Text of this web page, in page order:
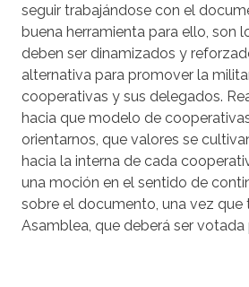
seguir trabajándose con el
buena herramienta para ello, son
deben ser dinamizados y
alternativa para promover la
cooperativas y sus delegados.
hacia que modelo de
orientarnos, que valores se
hacia la interna de cada
una moción en el sentido de
sobre el documento, una vez que
Asamblea, que deberá ser